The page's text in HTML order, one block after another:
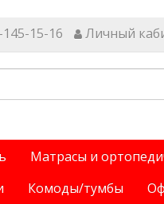
15-16 Личный
Матрасы и
Комоды/тумбы